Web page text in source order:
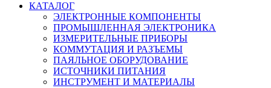
КАТАЛОГ
ЭЛЕКТРОННЫЕ КОМПОНЕНТЫ
ПРОМЫШЛЕННАЯ ЭЛЕКТРОНИКА
ИЗМЕРИТЕЛЬНЫЕ ПРИБОРЫ
КОММУТАЦИЯ И РАЗЪЕМЫ
ПАЯЛЬНОЕ ОБОРУДОВАНИЕ
ИСТОЧНИКИ ПИТАНИЯ
ИНСТРУМЕНТ И МАТЕРИАЛЫ